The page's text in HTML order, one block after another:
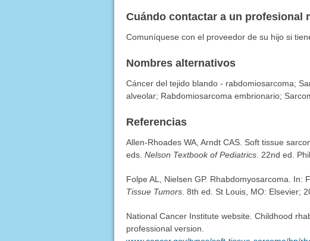
Cuándo contactar a un profesional
Comuníquese con el proveedor de su hijo si
Nombres alternativos
Cáncer del tejido blando - rabdomiosarcoma;
alveolar; Rabdomiosarcoma embrionario;
Referencias
Allen-Rhoades WA, Arndt CAS. Soft tissue
eds. Nelson Textbook of Pediatrics. 22nd ed.
Folpe AL, Nielsen GP. Rhabdomyosarcoma. In:
Tissue Tumors. 8th ed. St Louis, MO: Elsevier;
National Cancer Institute website. Childhood
professional version.